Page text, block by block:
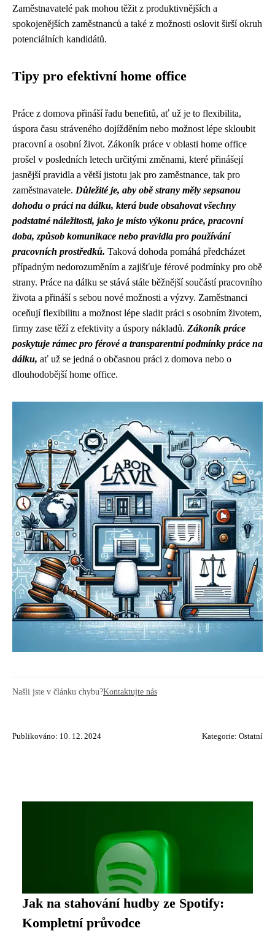
Zaměstnavatelé pak mohou těžit z produktivnějších a
spokojenějších zaměstnanců a také z možnosti oslovit širší okruh
potenciálních kandidátů.
Tipy pro efektivní home office
Práce z domova přináší řadu benefitů, ať už je to flexibilita,
úspora času stráveného dojížděním nebo možnost lépe skloubit
pracovní a osobní život. Zákoník práce v oblasti home office
prošel v posledních letech určitými změnami, které přinášejí
jasnější pravidla a větší jistotu jak pro zaměstnance, tak pro
zaměstnavatele. Důležité je, aby obě strany měly sepsanou
dohodu o práci na dálku, která bude obsahovat všechny
podstatné náležitosti, jako je místo výkonu práce, pracovní
doba, způsob komunikace nebo pravidla pro používání
pracovních prostředků. Taková dohoda pomáhá předcházet
případným nedorozuměním a zajišťuje férové podmínky pro obě
strany. Práce na dálku se stává stále běžnější součástí pracovního
života a přináší s sebou nové možnosti a výzvy. Zaměstnanci
oceňují flexibilitu a možnost lépe sladit práci s osobním životem,
firmy zase těží z efektivity a úspory nákladů. Zákoník práce
poskytuje rámec pro férové a transparentní podmínky práce na
dálku, ať už se jedná o občasnou práci z domova nebo o
dlouhodobější home office.
Našli jste v článku chybu?Kontaktujte nás
Publikováno: 10. 12. 2024 Kategorie: Ostatní
Jak na stahování hudby ze Spotify:
Kompletní průvodce